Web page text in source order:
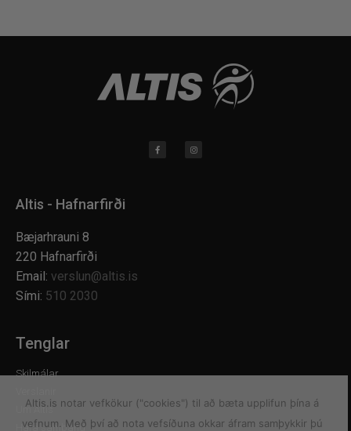
Altis - Hafnarfirði
Bæjarhrauni 8
220 Hafnarfirði
Email: verslun@altis.is
Sími: 510 2030
Tenglar
Skilmálar
Um Altis
Hafa samband
Altis.is notar vefkökur ("cookies") til að bæta upplifun þína á
vefnum. Með því að nota vefsíðuna okkar áfram samþykkir þú